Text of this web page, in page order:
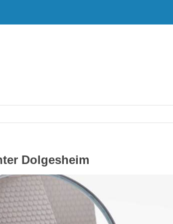
Dolgesheim